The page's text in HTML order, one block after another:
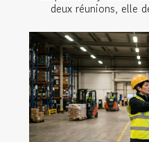
deux réunions, elle